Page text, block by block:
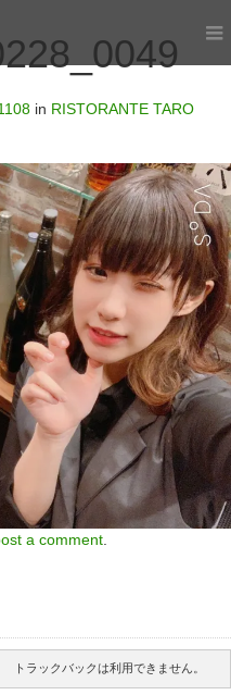
in RISTORANTE TARO
a comment
トラックバックは利用できません。